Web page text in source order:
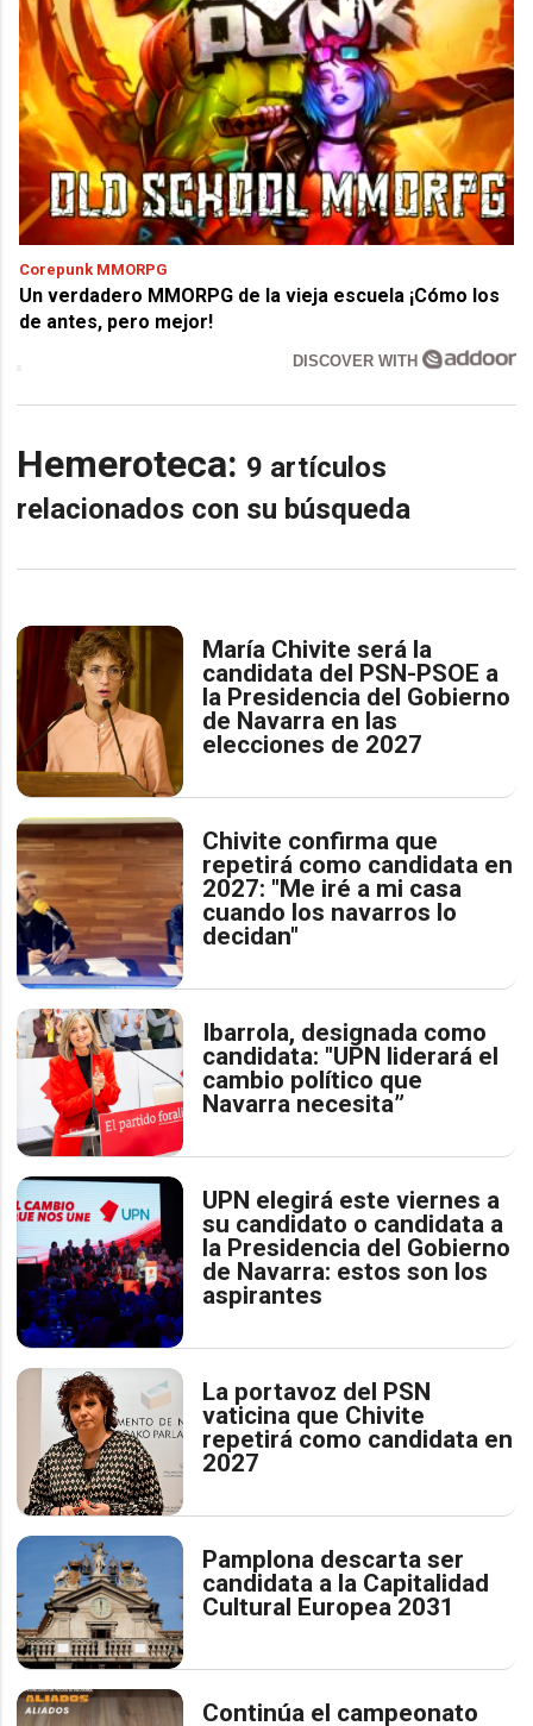
Corepunk MMORPG
Un verdadero MMORPG de la vieja escuela ¡Cómo los
de antes, pero mejor!
DISCOVER WITH
Hemeroteca: 9 artículos
relacionados con su búsqueda
María Chivite será la
candidata del PSN-PSOE a
la Presidencia del Gobierno
de Navarra en las
elecciones de 2027
Chivite confirma que
repetirá como candidata en
2027: "Me iré a mi casa
cuando los navarros lo
decidan"
Ibarrola, designada como
candidata: "UPN liderará el
cambio político que
Navarra necesita”
UPN elegirá este viernes a
su candidato o candidata a
la Presidencia del Gobierno
de Navarra: estos son los
aspirantes
La portavoz del PSN
vaticina que Chivite
repetirá como candidata en
2027
Pamplona descarta ser
candidata a la Capitalidad
Cultural Europea 2031
Continúa el campeonato